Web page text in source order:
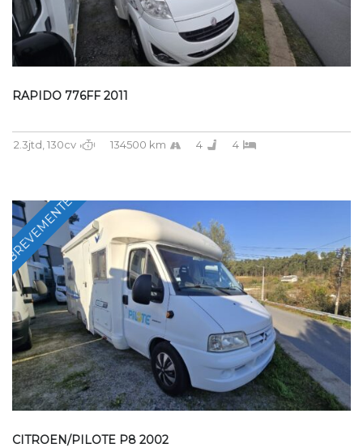
RAPIDO 776FF 2011
2.3jtd, 130cv 134500 km 4 4
BREVEMENTE
CITROEN/PILOTE P8 2002